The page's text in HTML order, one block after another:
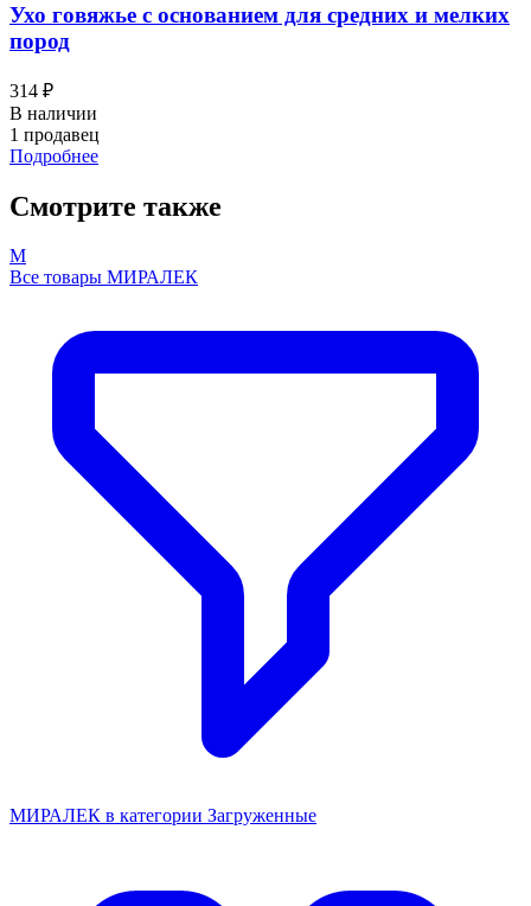
Ухо говяжье с основанием для средних и мелких
пород
314 ₽
В наличии
1 продавец
Подробнее
Смотрите также
М
Все товары МИРАЛЕК
МИРАЛЕК в категории Загруженные